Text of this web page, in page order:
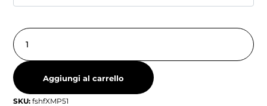
Aggiungi al carrello
SKU:fshfXMP51